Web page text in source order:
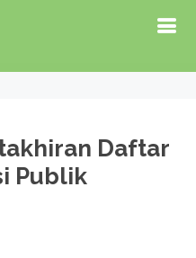
Daftar
Publik